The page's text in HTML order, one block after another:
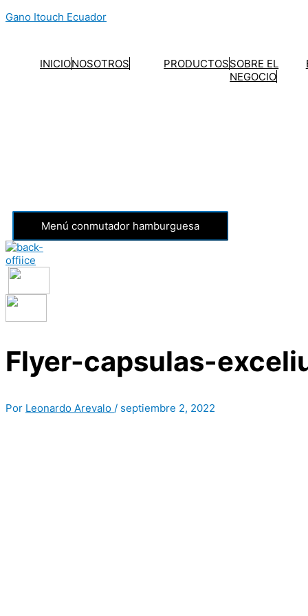
al
Gano Itouch Ecuador
INICIONOSOTROS PRODUCTOSSOBRE EL
NEGOCIO
Menú conmutador hamburguesa
Flyer-capsulas-
Por Leonardo Arevalo / septiembre 2, 2022